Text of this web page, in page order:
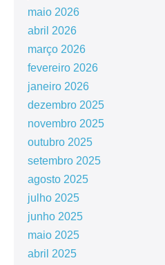
maio 2026
abril 2026
março 2026
fevereiro 2026
janeiro 2026
dezembro 2025
novembro 2025
outubro 2025
setembro 2025
agosto 2025
julho 2025
junho 2025
maio 2025
abril 2025